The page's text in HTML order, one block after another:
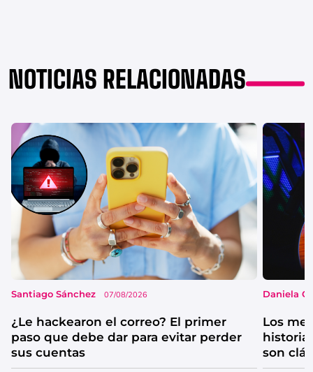
NOTICIAS RELACIONADAS
Santiago Sánchez 07/08/2026
¿Le hackearon el correo? El primer
paso que debe dar para evitar perder
sus cuentas
Daniela
Los
historia
son